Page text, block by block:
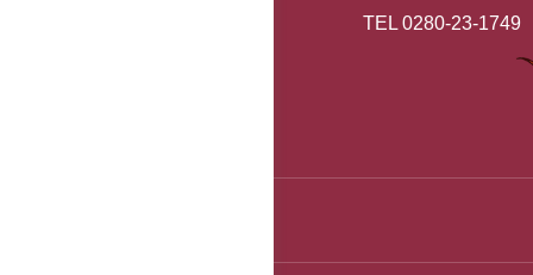
TEL 0280-23-1749